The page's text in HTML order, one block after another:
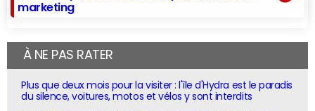
marketing
À NE PAS RATER
Plus que deux mois pour la visiter : l'île d'Hydra est le paradis
du silence, voitures, motos et vélos y sont interdits